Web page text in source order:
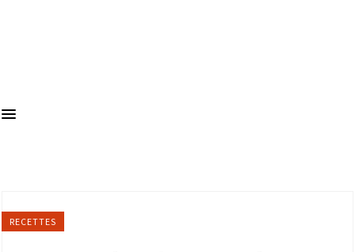
RECETTES